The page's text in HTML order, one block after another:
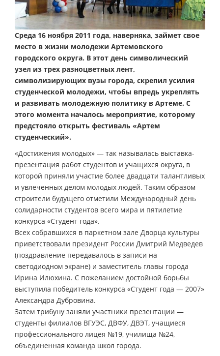
Среда 16 ноября 2011 года, наверняка, займет свое
место в жизни молодежи Артемовского
городского округа. В этот день символический
узел из трех разноцветных лент,
символизирующих вузы города, скрепил усилия
студенческой молодежи, чтобы впредь укреплять
и развивать молодежную политику в Артеме. С
этого момента началось мероприятие, которому
предстояло открыть фестиваль «Артем
студенческий».
«Достижения молодых» — так называлась выставка-
презентация работ студентов и учащихся округа, в
которой приняли участие более двадцати талантливых
и увлеченных делом молодых людей. Таким образом
строители будущего отметили Международный день
солидарности студентов всего мира и пятилетие
конкурса «Студент года».
Всех собравшихся в паркетном зале Дворца культуры
приветствовали президент России Дмитрий Медведев
(поздравление передавалось в записи на
светодиодном экране) и заместитель главы города
Ирина Илюхина. С пожеланием достойной борьбы
выступила победитель конкурса «Студент года — 2007»
Александра Дубровина.
Затем трибуну заняли участники презентации —
студенты филиалов ВГУЭС, ДВФУ, ДВЭТ, учащиеся
профессионального лицея №19, училища №24,
объединенная команда школ города.